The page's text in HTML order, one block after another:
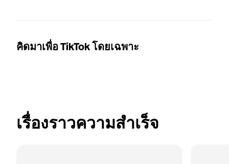
คิดมาเพื่อ TikTok โดยเฉพาะ
เรื่องราวความสำเร็จ